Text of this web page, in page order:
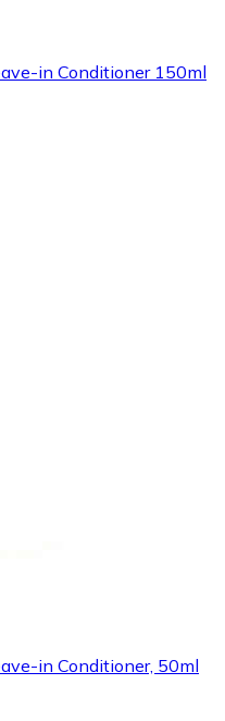
in Conditioner 150ml
in Conditioner, 50ml